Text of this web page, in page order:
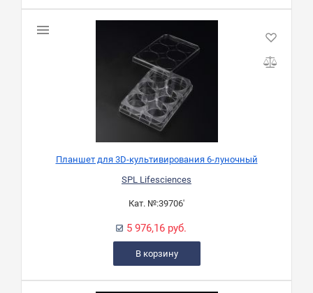
Планшет для 3D-культивирования 6-луночный
SPL Lifesciences
Кат. №:39706'
5 976,16 руб.
В корзину